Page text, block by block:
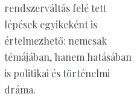
rendszerváltás felé tett
lépések egyikeként is
értelmezhető: nemcsak
témájában, hanem hatásában
is politikai és történelmi
dráma.